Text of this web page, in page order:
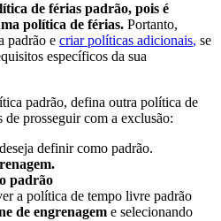
ítica de férias padrão, pois é
política de férias. Portanto,
padrão e criar políticas adicionais, se
específicos da sua
ítica padrão, defina outra política de
de prosseguir com a exclusão:
deseja definir como padrão.
.
padrão
a política de tempo livre padrão
de engrenagem e selecionando